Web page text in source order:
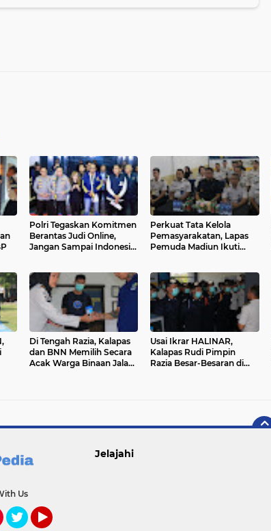
Polri Tegaskan Komitmen
Berantas Judi Online,
Jangan Sampai Indonesia
Perkuat Tata Kelola
Pemasyarakatan, Lapas
Pemuda Madiun Ikuti
Secara Virtual
Di Tengah Razia, Kalapas
dan BNN Memilih Secara
Acak Warga Binaan Jalani
Usai Ikrar HALINAR,
Kalapas Rudi Pimpin
Razia Besar-Besaran di
Us
Jelajahi